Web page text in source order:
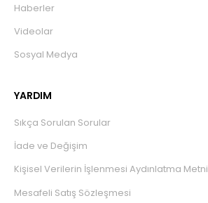
Haberler
Videolar
Sosyal Medya
YARDIM
Sıkça Sorulan Sorular
İade ve Değişim
Kişisel Verilerin İşlenmesi Aydınlatma Metni
Mesafeli Satış Sözleşmesi